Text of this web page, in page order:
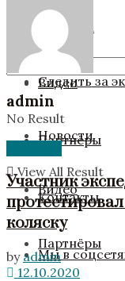
Новости
Видео
Партнёры
Контакты
Мы в
Команда
Следить за
Новости
Видео
Партнёры
No Result
View All Result
admin
Участник
коляску
by admin
12.10.2020